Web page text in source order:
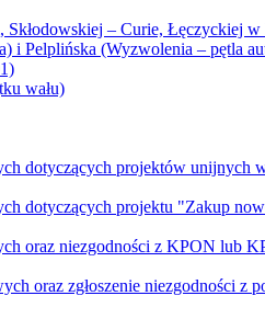
– Curie, Łęczyckiej
i Pelplińska (Wyzwolenia – pętla
wału)
dotyczących projektów unijnych
dotyczących projektu "Zakup
oraz niezgodności z KPON lub
oraz zgłoszenie niezgodności z